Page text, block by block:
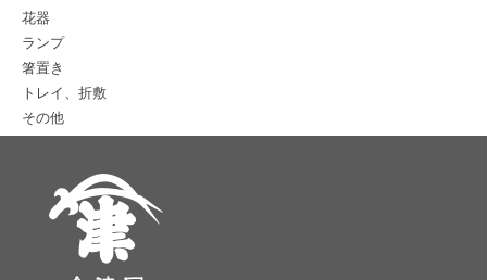
花器
ランプ
箸置き
トレイ、折敷
その他